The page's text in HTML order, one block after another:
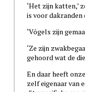
‘Het zijn katten,’
is voor dakranden
‘Vógels zijn
‘Ze zijn
gehoord wat de
En daar heeft
zelf eigenaar van